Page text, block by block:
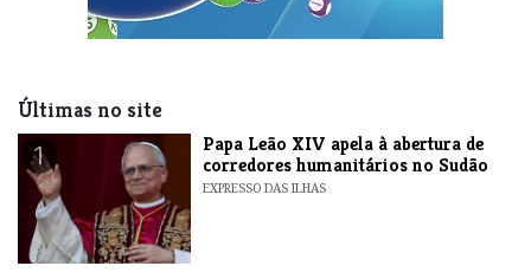
Últimas no site
1
​Papa Leão XIV apela à abertura de
corredores humanitários no Sudão
EXPRESSO DAS ILHAS